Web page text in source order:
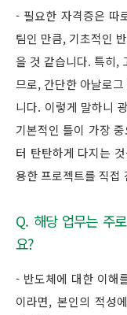
- 필요한 자격증은 따
팀인 만큼, 기초적인
을 것 같습니다. 특히,
므로, 간단한 아날로
니다. 이렇게 말하니
기본적인 틀이 가장
터 탄탄하게 다지는
용한 프로젝트를 직접
Q. 해당 업무는 주
요?
- 반도체에 대한 이해
이라면, 본인의 적성